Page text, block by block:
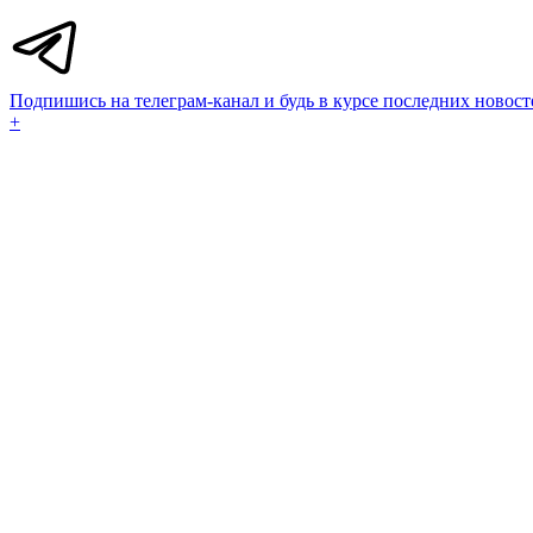
Подпишись на телеграм-канал и будь в курсе последних
+